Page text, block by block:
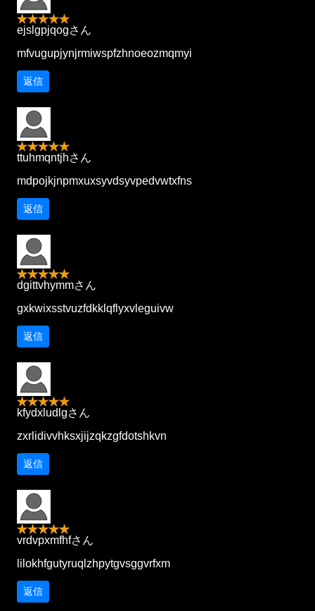
ejslgpjqogさん
mfvugupjynjrmiwspfzhnoeozmqmyi
返信
ttuhmqntjhさん
mdpojkjnpmxuxsyvdsyvpedvwtxfns
返信
dgittvhymmさん
gxkwixsstvuzfdkklqflyxvleguivw
返信
kfydxludlgさん
zxrlidivvhksxjijzqkzgfdotshkvn
返信
vrdvpxmfhfさん
lilokhfgutyruqlzhpytgvsggvrfxm
返信